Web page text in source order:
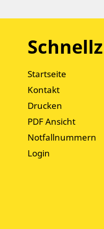
Startseite
Kontakt
Drucken
PDF Ansicht
Notfallnummern
Login